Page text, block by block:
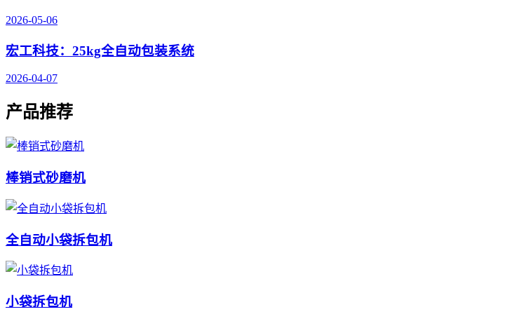
2026-05-06
宏工科技：25kg全自动包装系统
2026-04-07
产品推荐
棒销式砂磨机
全自动小袋拆包机
小袋拆包机